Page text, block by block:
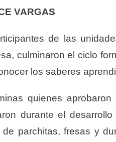
VARGAS
de las
culminaron el ciclo
los saberes
quienes
durante el
de parchitas, fresas y